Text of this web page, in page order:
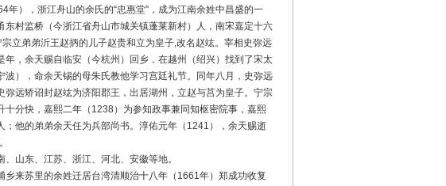
年），浙江舟山的余氏的“忠惠堂”，成为江南余姓中昌盛的一
村监桥（今浙江省舟山市城关镇蓬莱新村）人，南宋嘉定十六
立弟弟沂王赵抦的儿子赵贵和立为皇子,改名赵竑。宰相史弥远
，余天赐自临安（今杭州）回乡，在越州（绍兴）找到了宋太
），命余天锡的母朱氏教他学习宫廷礼节。同年八月，史弥远
远矫诏封赵竑为济阳郡王，出居湖州，立赵与莒为皇子。宁宗
分快，嘉熙二年（1238）为参知政事兼同知枢密院事，嘉熙
他的弟弟余天任为兵部尚书。淳佑元年（1241），余天赐逝
山东、江苏、浙江、河北、安徽等地。
来苏里的余姓迁居台湾清顺治十八年（1661年）郑成功收复